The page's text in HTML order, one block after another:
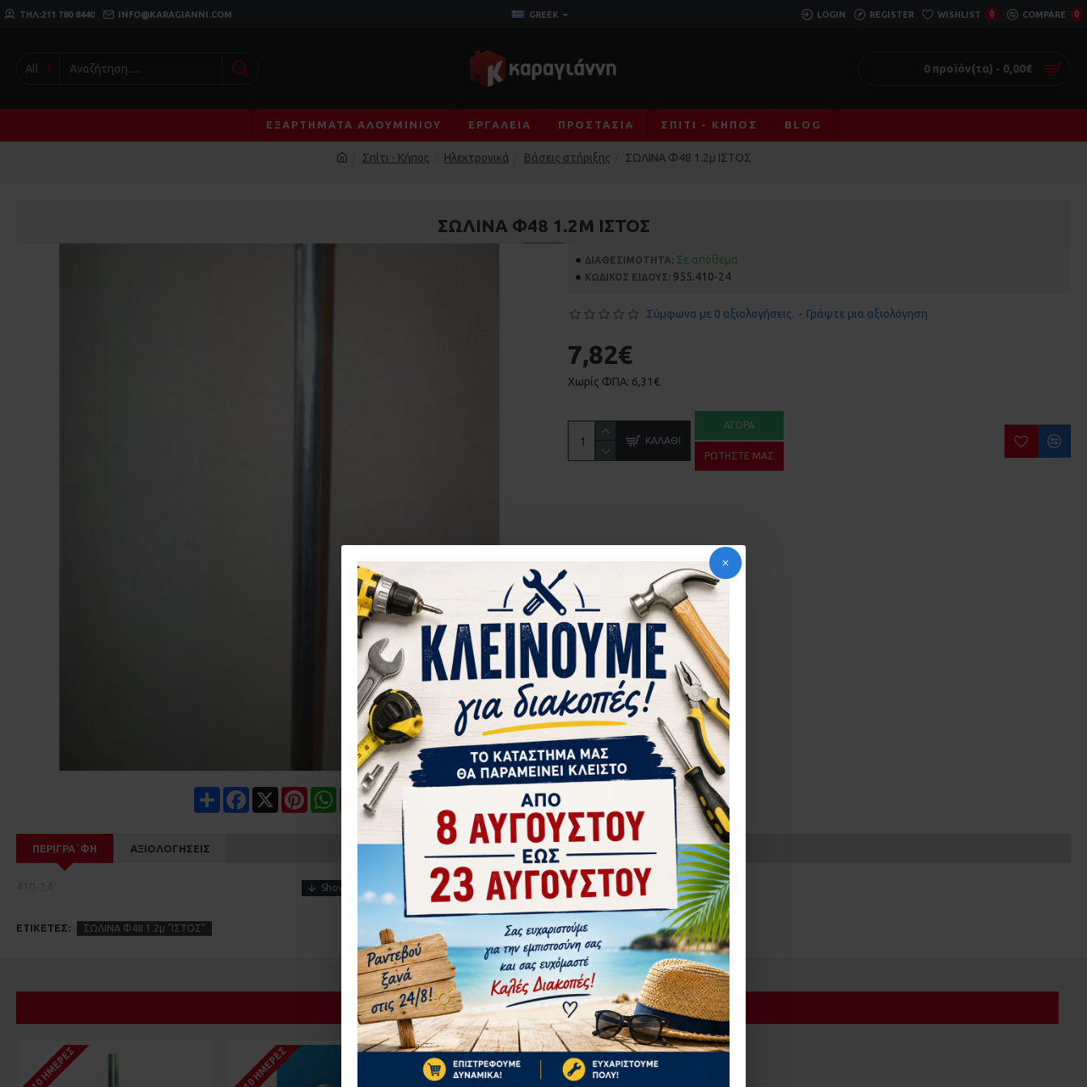
ΤΗΛ:211 780 8440 INFO@KARAGIANNI.COM GREEK LOGIN REGISTER WISHLIST 0 COMPARE 0
All 0 προϊόν(τα) - 0,00€
ΕΞΑΡΤΉΜΑΤΑ ΑΛΟΥΜΙΝΊΟΥ ΕΡΓΑΛΕΊΑ ΠΡΟΣΤΑΣΊΑ ΣΠΊΤΙ - ΚΉΠΟΣ BLOG
Σπίτι - Κήπος Ηλεκτρονικά Βάσεις στήριξης ΣΩΛΙΝΑ Φ48 1.2μ ΙΣΤΟΣ
ΣΩΛΙΝΑ Φ48 1.2Μ ΙΣΤΟΣ
Share Facebook PinterestWhatsApp
Email
ΔΙΑΘΕΣΙΜΌΤΗΤΑ: Σε απόθεμα
ΚΩΔΙΚΌΣ ΕΊΔΟΥΣ: 955.410-24
Σύμφωνα με 0 αξιολογήσεις. - Γράψτε μια αξιολόγηση
7,82€
Χωρίς ΦΠΑ: 6,31€
ΚΑΛΆΘΙ
ΑΓΟΡΆ
ΡΩΤΉΣΤΕ ΜΑΣ
ΠΕΡΙΓΡΑ΄ΦΉ ΑΞΙΟΛΟΓΉΣΕΙΣ
ΕΤΙΚΈΤΕΣ: ΣΩΛΙΝΑ Φ48 1.2μ "ΙΣΤΟΣ"
ΣΤΗΝ ΄ΙΔΙΑ ΚΑΤΗΓΟΡΊΑ
1-10 ΗΜΈΡΕΣ 1-10 ΗΜΈΡΕΣ 1-10 ΗΜΈΡΕΣ